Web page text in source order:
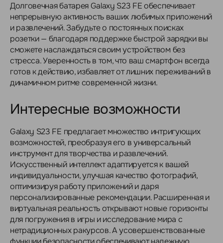
Долговечная батарея Galaxy S23 FE обеспечивает
непрерывную активность ваших любимых приложений
и развлечений. Забудьте о постоянных поисках
розетки — благодаря поддержке быстрой зарядки вы
сможете наслаждаться своим устройством без
стресса. Уверенность в том, что ваш смартфон всегда
готов к действию, избавляет от лишних переживаний в
динамичном ритме современной жизни.
Интересные возможности
Galaxy S23 FE предлагает множество интригующих
возможностей, преобразуя его в универсальный
инструмент для творчества и развлечений.
Искусственный интеллект адаптируется к вашей
индивидуальности, улучшая качество фотографий,
оптимизируя работу приложений и даря
персонализированные рекомендации. Расширенная и
виртуальная реальность открывают новые горизонты
для погружения в игры и исследование мира с
нетрадиционных ракурсов. А усовершенствованные